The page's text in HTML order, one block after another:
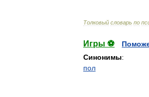
Толковый словарь по
Игры ⚽
Синонимы:
пол